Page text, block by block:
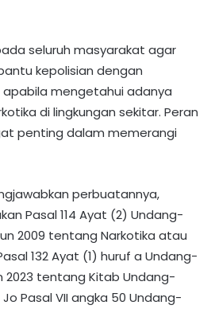
seluruh masyarakat agar
kepolisian dengan
mengetahui adanya
di lingkungan sekitar. Peran
penting dalam memerangi
perbuatannya,
Pasal 114 Ayat (2) Undang-
2009 tentang Narkotika atau
132 Ayat (1) huruf a Undang-
2023 tentang Kitab Undang-
Pasal VII angka 50 Undang-